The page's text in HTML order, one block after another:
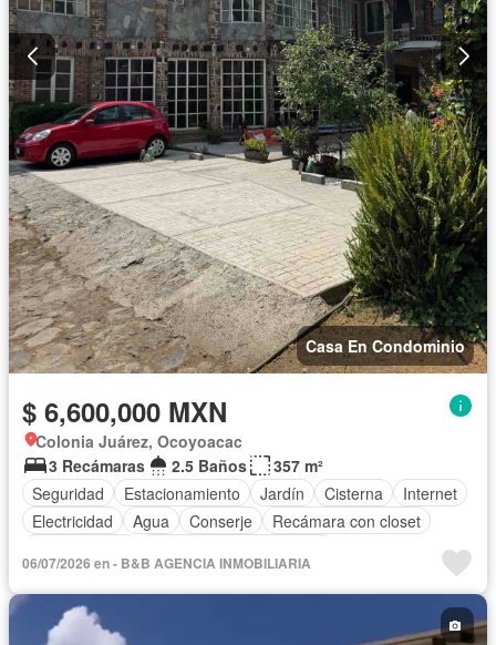
Casa En Condominio
$ 6,600,000 MXN
Colonia Juárez, Ocoyoacac
3 Recámaras
2.5 Baños
357 m²
Seguridad
Estacionamiento Jardín Cisterna
Internet
Electricidad
Agua Conserje
Recámara con closet
06/07/2026 en - B&B AGENCIA INMOBILIARIA